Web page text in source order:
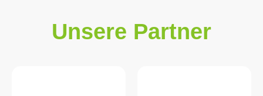
Unsere Partner